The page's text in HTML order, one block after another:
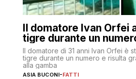
Il domatore Ivan Orfei
tigre durante un
Il domatore di 31 anni Ivan Orfei è
tigre durante un numero e risulta
alla gamba
ASIA BUCONI-FATTI